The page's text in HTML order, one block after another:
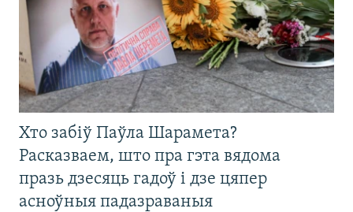
Хто забіў Паўла Шарамета?
Расказваем, што пра гэта вядома
празь дзесяць гадоў і дзе цяпер
асноўныя падазраваныя